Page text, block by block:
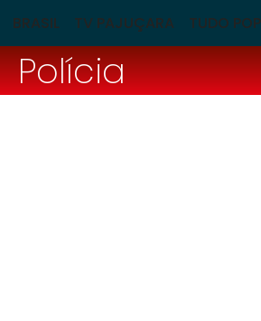
BRASIL TV PAJUÇARA TUDO POP
Polícia